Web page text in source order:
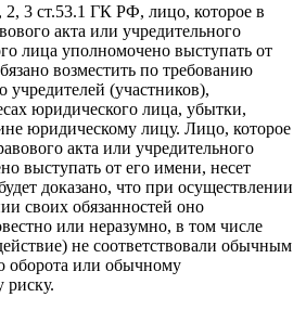
2, 3 ст.53.1 ГК РФ, лицо, которое в
акта или учредительного
лица уполномочено выступать от
возместить по требованию
учредителей (участников),
юридического лица, убытки,
юридическому лицу. Лицо, которое
акта или учредительного
выступать от его имени, несет
доказано, что при осуществлении
своих обязанностей оно
или неразумно, в том числе
не соответствовали обычным
оборота или обычному
риску.